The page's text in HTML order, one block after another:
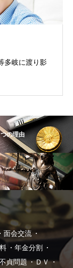
多岐に渡り影
の理由
面会交流
年金分割
貞問題
ＤＶ